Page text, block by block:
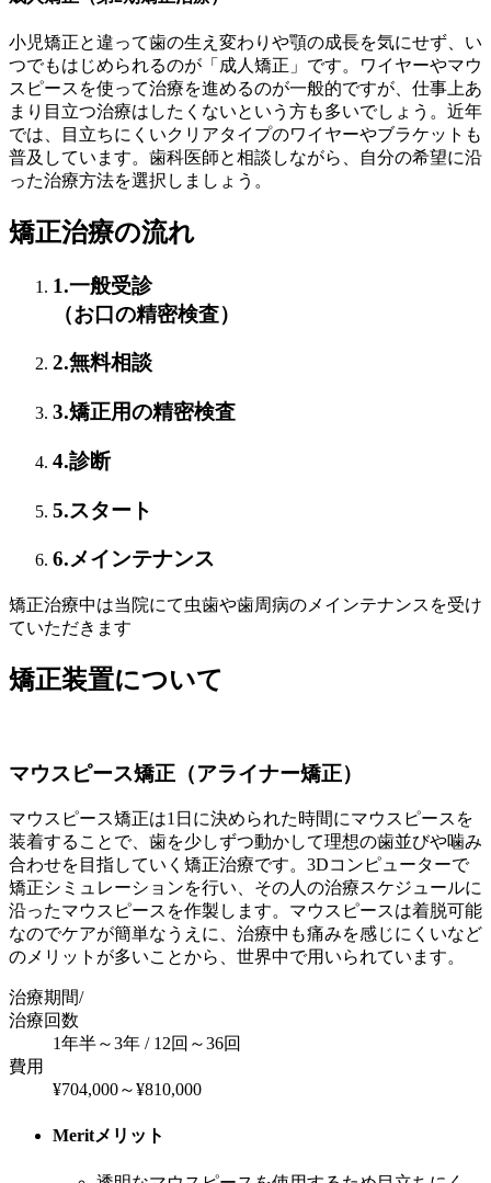
小児矯正と違って歯の生え変わりや顎の成長を気にせず、い
つでもはじめられるのが「成人矯正」です。ワイヤーやマウ
スピースを使って治療を進めるのが一般的ですが、仕事上あ
まり目立つ治療はしたくないという方も多いでしょう。近年
では、目立ちにくいクリアタイプのワイヤーやブラケットも
普及しています。歯科医師と相談しながら、自分の希望に沿
った治療方法を選択しましょう。
矯正治療の流れ
1.一般受診
（お口の精密検査）
2.無料相談
3.矯正用の精密検査
4.診断
5.スタート
6.メインテナンス
矯正治療中は当院にて虫歯や歯周病のメインテナンスを受け
ていただきます
矯正装置について
マウスピース矯正（アライナー矯正）
マウスピース矯正は1日に決められた時間にマウスピースを
装着することで、歯を少しずつ動かして理想の歯並びや噛み
合わせを目指していく矯正治療です。3Dコンピューターで
矯正シミュレーションを行い、その人の治療スケジュールに
沿ったマウスピースを作製します。マウスピースは着脱可能
なのでケアが簡単なうえに、治療中も痛みを感じにくいなど
のメリットが多いことから、世界中で用いられています。
治療期間/
治療回数
1年半～3年 / 12回～36回
費用
¥704,000～¥810,000
Meritメリット